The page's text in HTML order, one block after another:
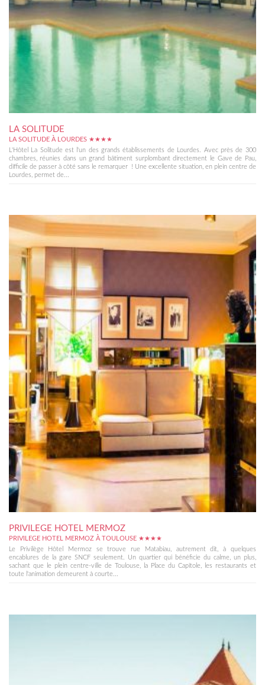
LA SOLITUDE
LA SOLITUDE À LOURDES ★★★★
L'Hôtel La Solitude est l'un des grands établissements de Lourdes. Avec près de 300
chambres, réunies dans un grand bâtiment surplombant directement le Gave de Pau,
difficile de passer à côté sans le remarquer ! Une excellente situation, en plein centre de
Lourdes, permet de...
PRIVILEGE HOTEL MERMOZ
PRIVILEGE HOTEL MERMOZ À TOULOUSE ★★★★
Le Privilège Hôtel Mermoz se trouve rue Matabiau, autrement dit, à quelques
encablures de la gare SNCF seulement. Un quartier qui bénéficie du calme, un plus,
sachant que le plein centre-ville de Toulouse, la Place du Capitole, les restaurants et
toute l'animation demeurent à courte...